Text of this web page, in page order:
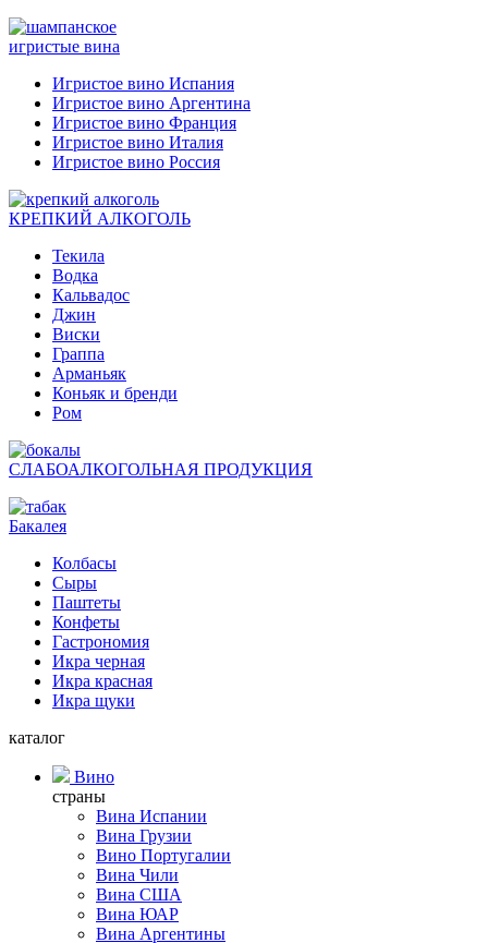
игристые вина
Игристое вино Испания
Игристое вино Аргентина
Игристое вино Франция
Игристое вино Италия
Игристое вино Россия
КРЕПКИЙ АЛКОГОЛЬ
Текила
Водка
Кальвадос
Джин
Виски
Граппа
Арманьяк
Коньяк и бренди
Ром
СЛАБОАЛКОГОЛЬНАЯ ПРОДУКЦИЯ
Бакалея
Колбасы
Сыры
Паштеты
Конфеты
Гастрономия
Икра черная
Икра красная
Икра щуки
каталог
Вино
страны
Вина Испании
Вина Грузии
Вино Португалии
Вина Чили
Вина США
Вина ЮАР
Вина Аргентины